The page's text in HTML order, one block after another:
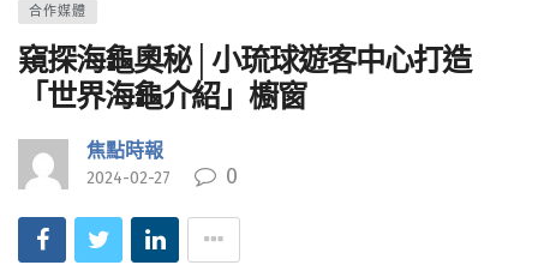
合作媒體
窺探海龜奧秘│小琉球遊客中心打造
「世界海龜介紹」櫥窗
焦點時報
2024-02-27 0